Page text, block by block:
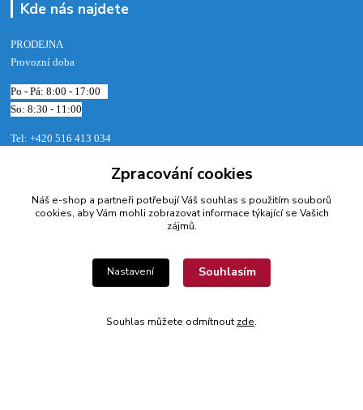
Kde nás najdete
PRODEJNA
Provozní doba
Po - Pá: 8:00 - 17:00
So: 8:30 - 11:00
Tel: +420 516 413 034‬
Zpracování cookies
Náš e-shop a partneři potřebují Váš souhlas s použitím souborů
cookies, aby Vám mohli zobrazovat informace týkající se Vašich
zájmů.
Nastavení Souhlasím
Souhlas můžete odmítnout zde.